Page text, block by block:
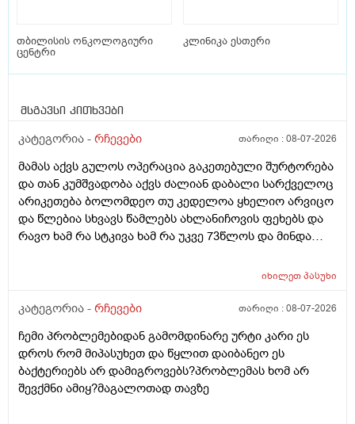
თბილისის ონკოლოგიური
ცენტრი
კლინიკა ესთერი
მსგავსი კითხვები
კატეგორია - რჩევები თარიღი :08-07-2026
მამას აქვს გულოს ოპერაცია გაკეთებული შურტორება
და თან კუმშვადობა აქვს ძალიან დაბალი სარქველოც
არიკეთება ბოლომდეო თუ კედელოა ყხელიო არვიცო
და წლებია სხვავს წამლებს ახლანიჩოვის ფეხებს და
რავო ხამ რა სტკივა ხამ რა უკვე 73წლოს და მინდა
და ფულინრომ არჰვაქ ვერანაირად ექიმთან ვერ
შედეგს იბ ის ექიმთან მაომც ჩავიდეს თუ თავის
იბნის ექიმყან რომ დ ვიტამინი გაიკეთოს და უბნის
ექიმის დანიშნულებას ვენდო ის ხომ კარდიოლოგი
არაა თან დიდათ რომ ვაკვირდები არაა მცოდნე ამ
მხრივ და ვერ ვენდობი და ხომ არავნებს მამას დ
იხილეთპასუხი
კატეგორია - რჩევები თარიღი :08-07-2026
ჩემი პრობლემებიდან გამომდინარე ურტი კარი ეს
დროს რომ მიპასუხეთ და წყლით დაიბანეო ეს
ბაქტერიებს არ დამიგროვებს?პრობლემას ხომ არ
შევქმნი ამიყ?მაგალოთად თავზე